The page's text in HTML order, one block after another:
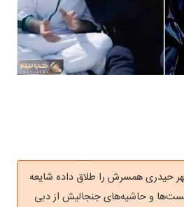
حیدری همسرش را طلاق داده شایعه
و حاشیه‌های جنجالیش از دبی